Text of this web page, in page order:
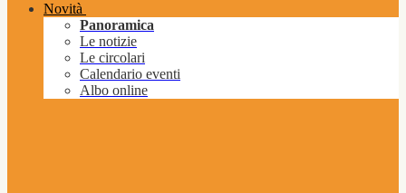
Novità
Panoramica
Le notizie
Le circolari
Calendario eventi
Albo online